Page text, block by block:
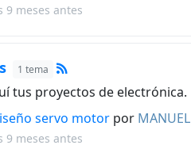
9 meses antes
1 tema
tus proyectos de electrónica.
servo motor por MANUEL
9 meses antes